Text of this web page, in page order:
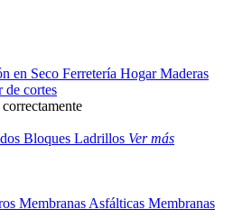
en Seco Ferretería HogarMaderas
de cortes
Bloques Ladrillos Ver más
Membranas Asfálticas Membranas